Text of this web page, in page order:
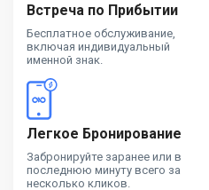
Встреча по Прибытии
Бесплатное обслуживание,
включая индивидуальный
именной знак.
Легкое Бронирование
Забронируйте заранее или в
последнюю минуту всего за
несколько кликов.